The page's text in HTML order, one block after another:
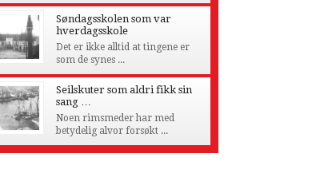
Søndagsskolen som var
hverdagsskole
Det er ikke alltid at tingene er
som de synes ...
Seilskuter som aldri fikk sin
sang …
Noen rimsmeder har med
betydelig alvor forsøkt ...